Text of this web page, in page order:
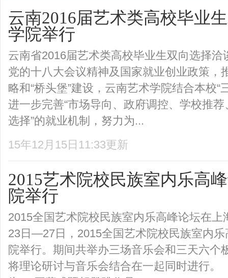
云南2016届艺术类高校毕业
学院举行
云南省2016届艺术类高校毕业生双向选择
党的十八大会议精神及国家就业创业政策，
略和“桥头堡”建设，云南艺术学院结合本校“
进一步完善“市场导向、政府调控、学校推
选择”的就业机制，努力为...
15年12月15日11:33更新
2015艺术院校民族室内乐高
院举行
2015全国艺术院校民族室内乐高峰论坛在
23日—27日，2015全国艺术院校民族室内
院举行。期间共举办三场音乐会和三天六个
将理论研讨与音乐会结合在一起同时进行